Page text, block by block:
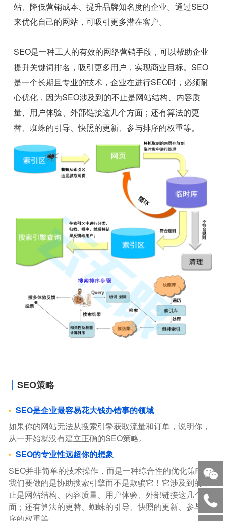
站、降低营销成本、提升品牌知名度的企业。通过SEO
来优化自己的网站，可吸引更多潜在客户。
SEO是一种工人的有效的网络营销手段，可以帮助企业
提升关键词排名，吸引更多用户，实现商业目标。SEO
是一个长期且专业的技术，企业在进行SEO时，必须耐
心优化，因为SEO涉及到的不止是网站结构、内容质
量、用户体验、外部链接这几个方面；还有算法的更
替、蜘蛛的引导、快照的更新、参与排序的权重等。
SEO策略
SEO是企业最容易花大钱办错事的领域
如果你的网站无法从搜索引擎获取流量和订单，说明你，
从一开始就没有建立正确的SEO策略。
SEO的专业性远超你的想象
SEO并非简单的技术操作，而是一种综合性的优化策略。
我们要做的是协助搜索引擎而不是欺骗它！它涉及到的不
止是网站结构、内容质量、用户体验、外部链接这几个方
面；还有算法的更替、蜘蛛的引导、快照的更新、参与排